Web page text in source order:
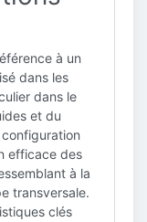
à un
dans les
dans le
et du
efficace des
à la
transversale.
clés